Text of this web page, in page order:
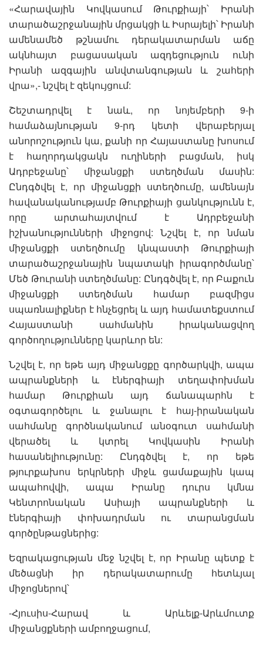
«Հարավային Կովկասում Թուրքիայի՝ Իրանի
տարածաշրջանային մրցակցի և Իսրայելի՝ Իրանի
ամենամեծ թշնամու դերակատարման աճը
ակնհայտ բացասական ազդեցություն ունի
Իրանի ազգային անվտանգության և շահերի
վրա»,- նշվել է զեկույցում:
Շեշտադրվել է նաև, որ նոյեմբերի 9-ի
համաձայնության 9-րդ կետի վերաբերյալ
անորոշություն կա, քանի որ Հայաստանը խոսում
է հաղորդակցակն ուղիների բացման, իսկ
Ադրբեջանը՝ միջանցքի ստեղծման մասին:
Ընդգծվել է, որ միջանցքի ստեղծումը, ամենայն
հավանականությամբ Թուրքիայի ցանկությունն է,
որը արտահայտվում է Ադրբեջանի
իշխանությունների միջոցով: Նշվել է, որ նման
միջանցքի ստեղծումը կնպաստի Թուրքիայի
տարածաշրջանային նպատակի իրագործմանը՝
Մեծ Թուրանի ստեղծմանը: Ընդգծվել է, որ Բաքուն
միջանցքի ստեղծման համար բազմիցս
սպառնալիքներ է հնչեցրել և այդ համատեքստում
Հայաստանի սահմանին իրականացվող
գործողությունները կարևոր են:
Նշվել է, որ եթե այդ միջանցքը գործարկվի, ապա
ապրանքների և էներգիայի տեղափոխման
համար Թուրքիան այդ ճանապարհն է
օգտագործելու և ջանալու է հայ-իրանական
սահմանը գործնականում անօգուտ սահմանի
վերածել և կտրել Կովկասին Իրանի
հասանելիությունը: Ընդգծվել է, որ եթե
թյուրքախոս երկրների միջև ցամաքային կապ
ապահովվի, ապա Իրանը դուրս կմնա
Կենտրոնական Ասիայի ապրանքների և
էներգիայի փոխադրման ու տարանցման
գործընթացներից:
Եզրակացության մեջ նշվել է, որ Իրանը պետք է
մեծացնի իր դերակատարումը հետևյալ
միջոցներով՝
-Հյուսիս-Հարավ և Արևելք-Արևմուտք
միջանցքների ամբողջացում,